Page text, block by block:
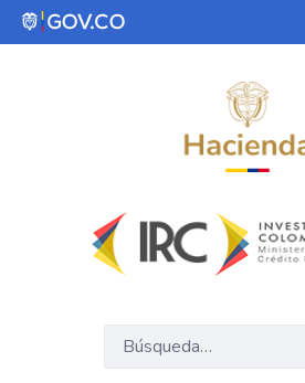
Saltar al contenido principal